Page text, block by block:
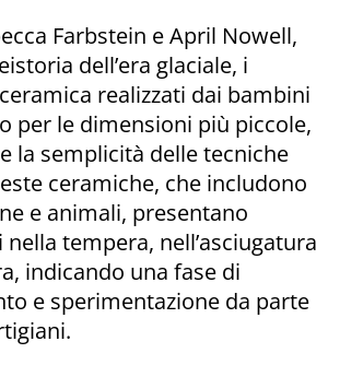
Farbstein e April Nowell,
dell’era glaciale, i
realizzati dai bambini
per le dimensioni più piccole,
la semplicità delle tecniche
ceramiche, che includono
e animali, presentano
tempera, nell’asciugatura
indicando una fase di
e sperimentazione da parte